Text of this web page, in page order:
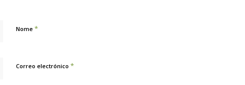
Nome *
Correo electrónico *